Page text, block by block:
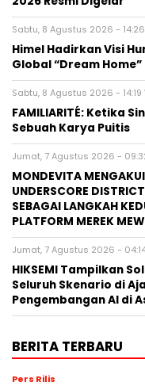
Sabtu, 8 Agustus 2026 - 14:26
Himel Hadirkan Visi
Global “Dream Home”
Sabtu, 8 Agustus 2026 - 14:19
FAMILIARITÉ: Ketika
Sebuah Karya Puitis
Jumat, 7 Agustus 2026 -
MONDEVITA
UNDERSCORE
SEBAGAI LANGKAH
PLATFORM MEREK
Jumat, 7 Agustus 2026 -
HIKSEMI Tampilkan
Seluruh Skenario di
Pengembangan AI di
BERITA TERBARU
Pers Rilis